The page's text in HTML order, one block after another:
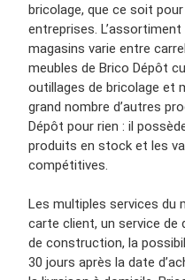
bricolage, que ce soit
entreprises.
magasins varie entre
meubles de Brico Dépôt
outillages de bricolage et
grand nombre d’autres
Dépôt pour rien : il
produits en stock et les
compétitives.
Les multiples services du
carte client, un service de
de construction, la
30 jours après la date